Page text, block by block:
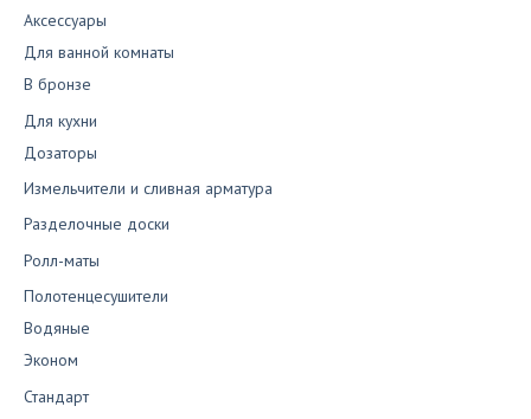
Аксессуары
Для ванной комнаты
В бронзе
Для кухни
Дозаторы
Измельчители и сливная арматура
Разделочные доски
Ролл-маты
Полотенцесушители
Водяные
Эконом
Стандарт